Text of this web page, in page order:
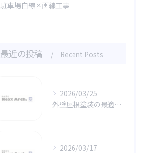
駐車場白線区画線工事
最近の投稿 Recent Posts
2026/03/25
外壁屋根塗装の最適メンテ時期解説
2026/03/17